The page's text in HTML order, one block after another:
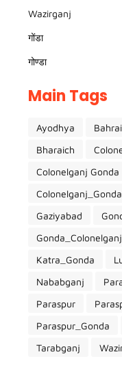
Wazirganj
गोंडा
गोण्डा
Main Tags
Ayodhya
Bharaich
Colonelganj Gonda
Colonelganj_Gonda
Gaziyabad
Gonda_Colonelganj
Katra_Gonda
Nababganj
Paraspur
Paraspur_Gonda
Tarabganj